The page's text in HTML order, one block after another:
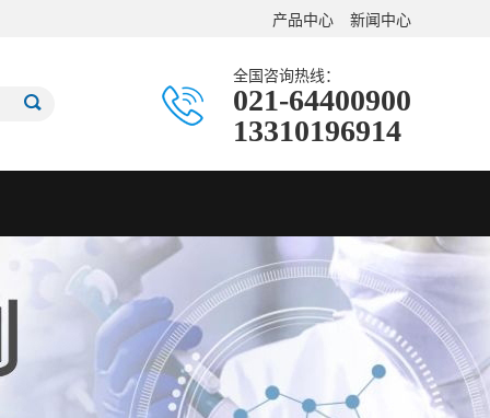
产品中心 新闻中心
全国咨询热线：
021-64400900
13310196914